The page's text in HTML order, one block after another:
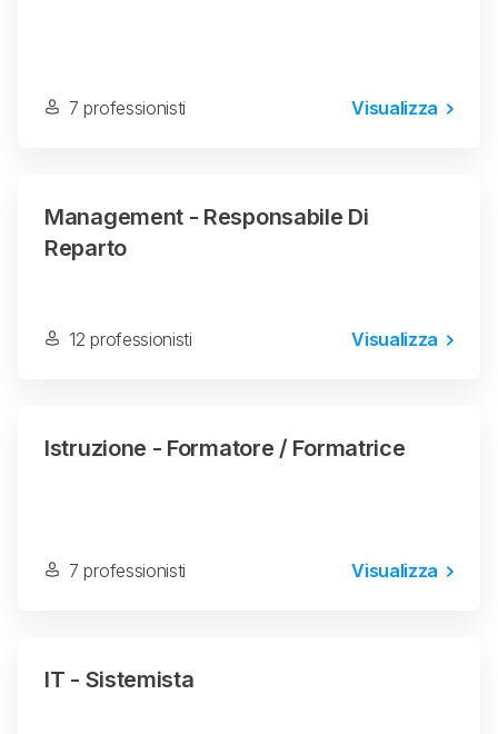
7 professionisti Visualizza
Management - Responsabile Di
Reparto
12 professionisti Visualizza
Istruzione - Formatore / Formatrice
7 professionisti Visualizza
IT - Sistemista